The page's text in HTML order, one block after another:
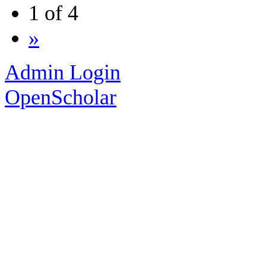
1 of 4
»
Admin Login
OpenScholar